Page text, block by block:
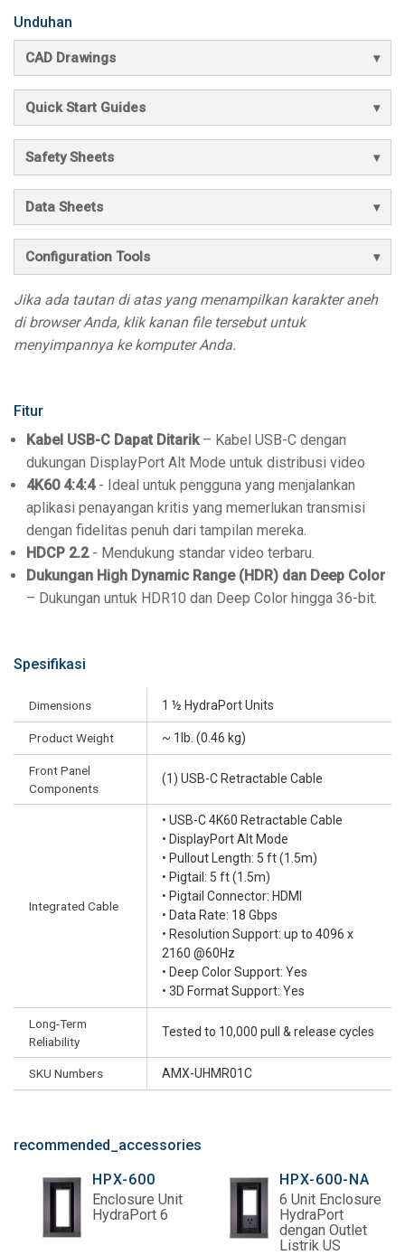
Unduhan
CAD Drawings
Quick Start Guides
Safety Sheets
Data Sheets
Configuration Tools
Jika ada tautan di atas yang menampilkan karakter aneh
di browser Anda, klik kanan file tersebut untuk
menyimpannya ke komputer Anda.
Fitur
Kabel USB-C Dapat Ditarik– Kabel USB-C dengan
dukungan DisplayPort Alt Mode untuk distribusi video
4K60 4:4:4- Ideal untuk pengguna yang menjalankan
aplikasi penayangan kritis yang memerlukan transmisi
dengan fidelitas penuh dari tampilan mereka.
HDCP 2.2- Mendukung standar video terbaru.
Dukungan High Dynamic Range (HDR) dan Deep Color
– Dukungan untuk HDR10 dan Deep Color hingga 36-bit.
Spesifikasi
Dimensions 1 ½ HydraPort Units
Product Weight ~ 1lb. (0.46 kg)
Front Panel
Components
(1) USB-C Retractable Cable
Integrated Cable
• USB-C 4K60 Retractable Cable
• DisplayPort Alt Mode
• Pullout Length: 5 ft (1.5m)
• Pigtail: 5 ft (1.5m)
• Pigtail Connector: HDMI
• Data Rate: 18 Gbps
• Resolution Support: up to 4096 x
2160 @60Hz
• Deep Color Support: Yes
• 3D Format Support: Yes
Long-Term
Reliability
Tested to 10,000 pull & release cycles
SKU Numbers AMX-UHMR01C
recommended_accessories
HPX-600
Enclosure Unit
HydraPort 6
HPX-600-NA
6 Unit Enclosure
HydraPort
dengan Outlet
Listrik US